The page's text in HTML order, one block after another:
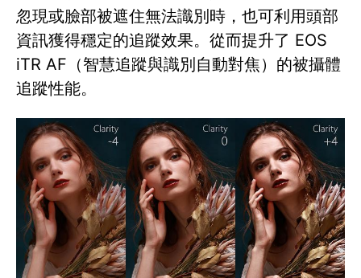
忽現或臉部被遮住無法識別時，也可利用頭部
資訊獲得穩定的追蹤效果。從而提升了 EOS
iTR AF（智慧追蹤與識別自動對焦）的被攝體
追蹤性能。